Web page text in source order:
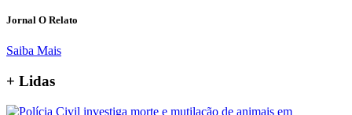
Jornal O Relato
Saiba Mais
+ Lidas